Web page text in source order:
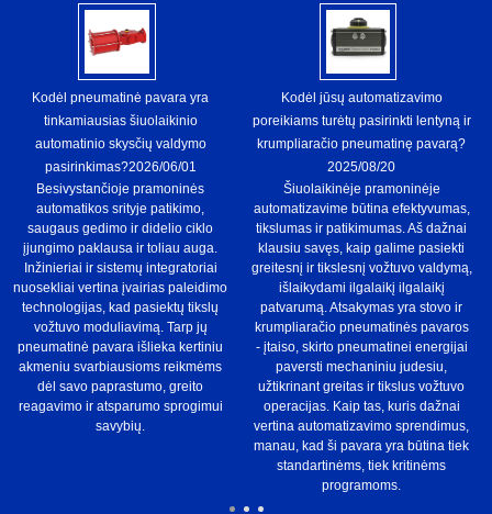
Kodėl pneumatinė pavara yra
tinkamiausias šiuolaikinio
automatinio skysčių valdymo
pasirinkimas?2026/06/01
Besivystančioje pramoninės
automatikos srityje patikimo,
saugaus gedimo ir didelio ciklo
įjungimo paklausa ir toliau auga.
Inžinieriai ir sistemų integratoriai
nuosekliai vertina įvairias paleidimo
technologijas, kad pasiektų tikslų
vožtuvo moduliavimą. Tarp jų
pneumatinė pavara išlieka kertiniu
akmeniu svarbiausioms reikmėms
dėl savo paprastumo, greito
reagavimo ir atsparumo sprogimui
savybių.
Kodėl jūsų automatizavimo
poreikiams turėtų pasirinkti lentyną ir
krumpliaračio pneumatinę pavarą?
2025/08/20
Šiuolaikinėje pramoninėje
automatizavime būtina efektyvumas,
tikslumas ir patikimumas. Aš dažnai
klausiu savęs, kaip galime pasiekti
greitesnį ir tikslesnį vožtuvo valdymą,
išlaikydami ilgalaikį ilgalaikį
patvarumą. Atsakymas yra stovo ir
krumpliaračio pneumatinės pavaros
- įtaiso, skirto pneumatinei energijai
paversti mechaniniu judesiu,
užtikrinant greitas ir tikslus vožtuvo
operacijas. Kaip tas, kuris dažnai
vertina automatizavimo sprendimus,
manau, kad ši pavara yra būtina tiek
standartinėms, tiek kritinėms
programoms.